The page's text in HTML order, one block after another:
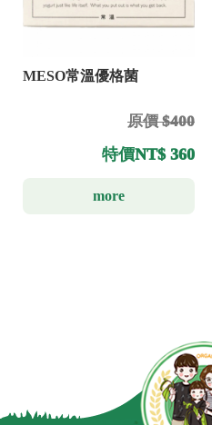
MESO常溫優格菌
原價 $400
特價NT$ 360
more